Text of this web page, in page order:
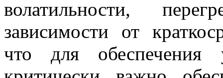
волатильности,
зависимости от
что для обеспечения